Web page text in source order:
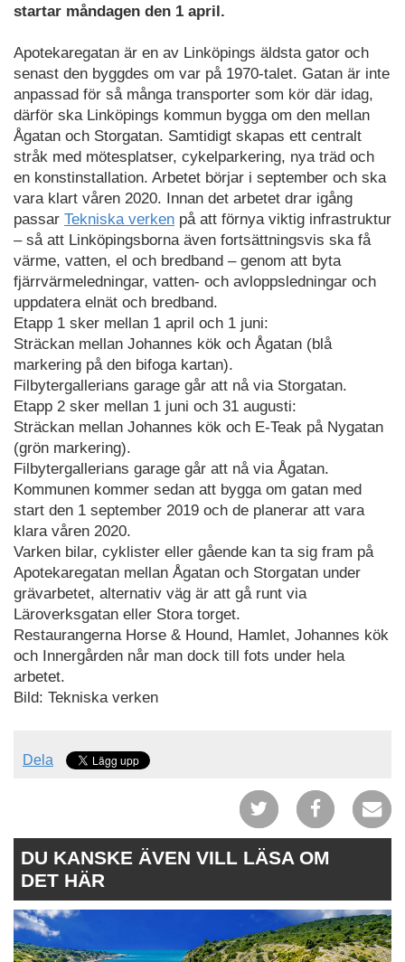
startar måndagen den 1 april.
Apotekaregatan är en av Linköpings äldsta gator och
senast den byggdes om var på 1970-talet. Gatan är inte
anpassad för så många transporter som kör där idag,
därför ska Linköpings kommun bygga om den mellan
Ågatan och Storgatan. Samtidigt skapas ett centralt
stråk med mötesplatser, cykelparkering, nya träd och
en konstinstallation. Arbetet börjar i september och ska
vara klart våren 2020. Innan det arbetet drar igång
passar Tekniska verken på att förnya viktig infrastruktur
– så att Linköpingsborna även fortsättningsvis ska få
värme, vatten, el och bredband – genom att byta
fjärrvärmeledningar, vatten- och avloppsledningar och
uppdatera elnät och bredband.
Etapp 1 sker mellan 1 april och 1 juni:
Sträckan mellan Johannes kök och Ågatan (blå
markering på den bifoga kartan).
Filbytergallerians garage går att nå via Storgatan.
Etapp 2 sker mellan 1 juni och 31 augusti:
Sträckan mellan Johannes kök och E-Teak på Nygatan
(grön markering).
Filbytergallerians garage går att nå via Ågatan.
Kommunen kommer sedan att bygga om gatan med
start den 1 september 2019 och de planerar att vara
klara våren 2020.
Varken bilar, cyklister eller gående kan ta sig fram på
Apotekaregatan mellan Ågatan och Storgatan under
grävarbetet, alternativ väg är att gå runt via
Läroverksgatan eller Stora torget.
Restaurangerna Horse & Hound, Hamlet, Johannes kök
och Innergården når man dock till fots under hela
arbetet.
Bild: Tekniska verken
Dela
DU KANSKE ÄVEN VILL LÄSA OM
DET HÄR